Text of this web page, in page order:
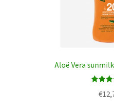
Aloë Vera
€